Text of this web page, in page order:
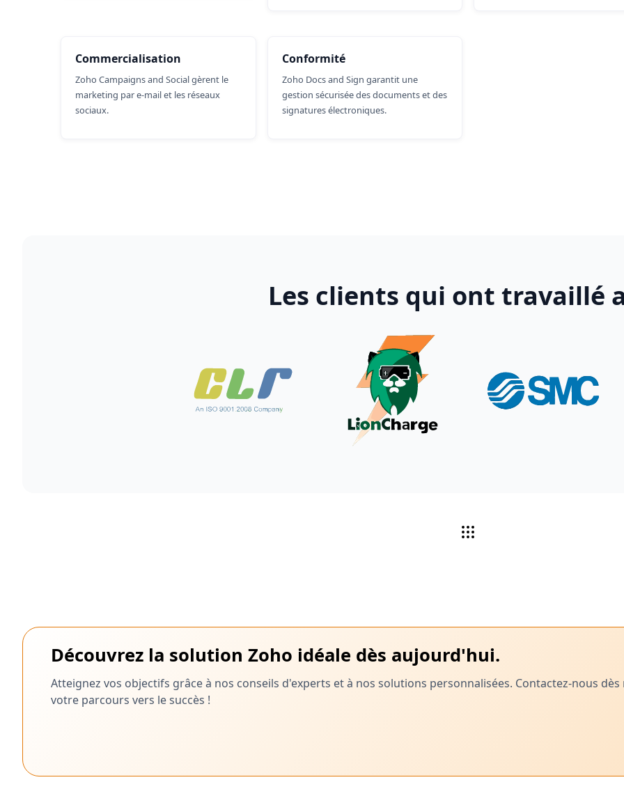
Commercialisation
Zoho Campaigns and Social gèrent le
marketing par e-mail et les réseaux
sociaux.
Conformité
Zoho Docs and Sign garantit une
gestion sécurisée des documents et des
signatures électroniques.
Les clients qui ont travaillé
Découvrez la solution Zoho idéale dès aujourd'hui.
Atteignez vos objectifs grâce à nos conseils d'experts et à nos solutions personnalisées. Contactez-nous
votre parcours vers le succès !